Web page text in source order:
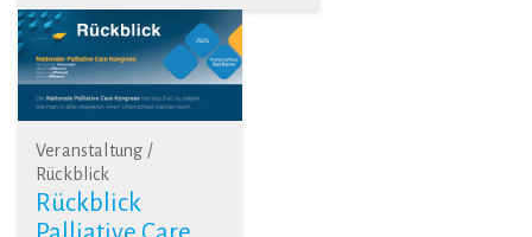
Veranstaltung /
Rückblick
Rückblick